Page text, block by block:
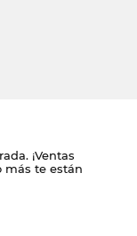
¡Ventas
más te están